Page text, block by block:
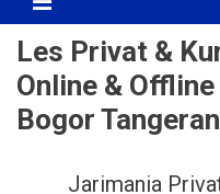
Les Privat &
Online &
Bogor
Jarimania